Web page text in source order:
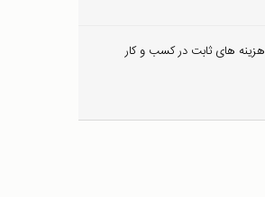
هزینه های ثابت در کسب و کار